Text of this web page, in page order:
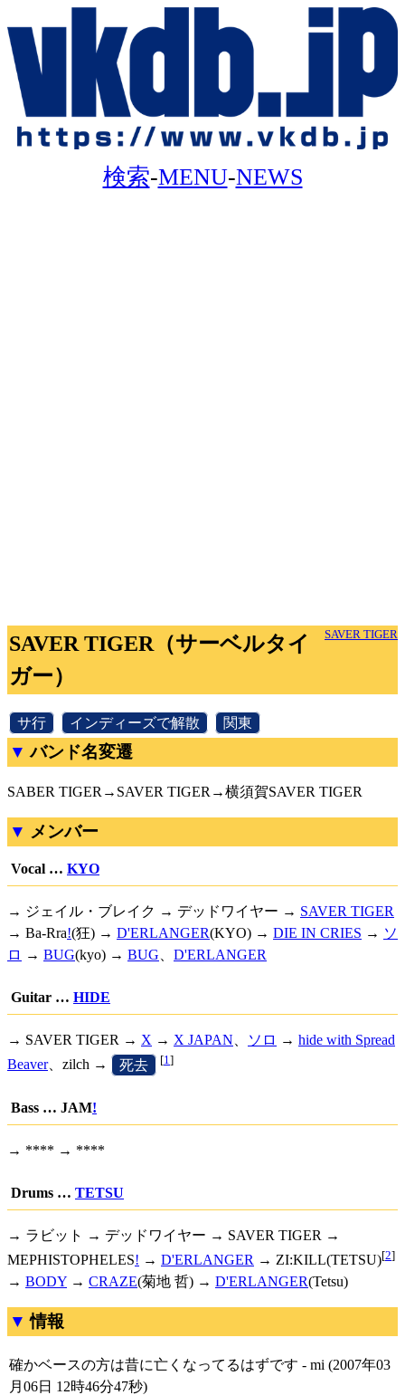
検索-MENU-NEWS
SAVER TIGER
SAVER TIGER（サーベルタイ
ガー）
サ行 インディーズで解散 関東
バンド名変遷
SABER TIGER→SAVER TIGER→横須賀SAVER TIGER
メンバー
Vocal … KYO
→ ジェイル・ブレイク → デッドワイヤー → SAVER TIGER
→ Ba-Rra!(狂) → D'ERLANGER(KYO) → DIE IN CRIES → ソ
ロ → BUG(kyo) → BUG D'ERLANGER
Guitar … HIDE
→ SAVER TIGER → X → X JAPAN ソロ → hide with Spread
Beaver、zilch → 死去 [1]
Bass … JAM!
→ **** → ****
Drums … TETSU
→ ラビット → デッドワイヤー → SAVER TIGER →
MEPHISTOPHELES! → D'ERLANGER → ZI:KILL(TETSU)[2]
→ BODY → CRAZE(菊地 哲) → D'ERLANGER(Tetsu)
情報
確かベースの方は昔に亡くなってるはずです - mi (2007年03
月06日 12時46分47秒)